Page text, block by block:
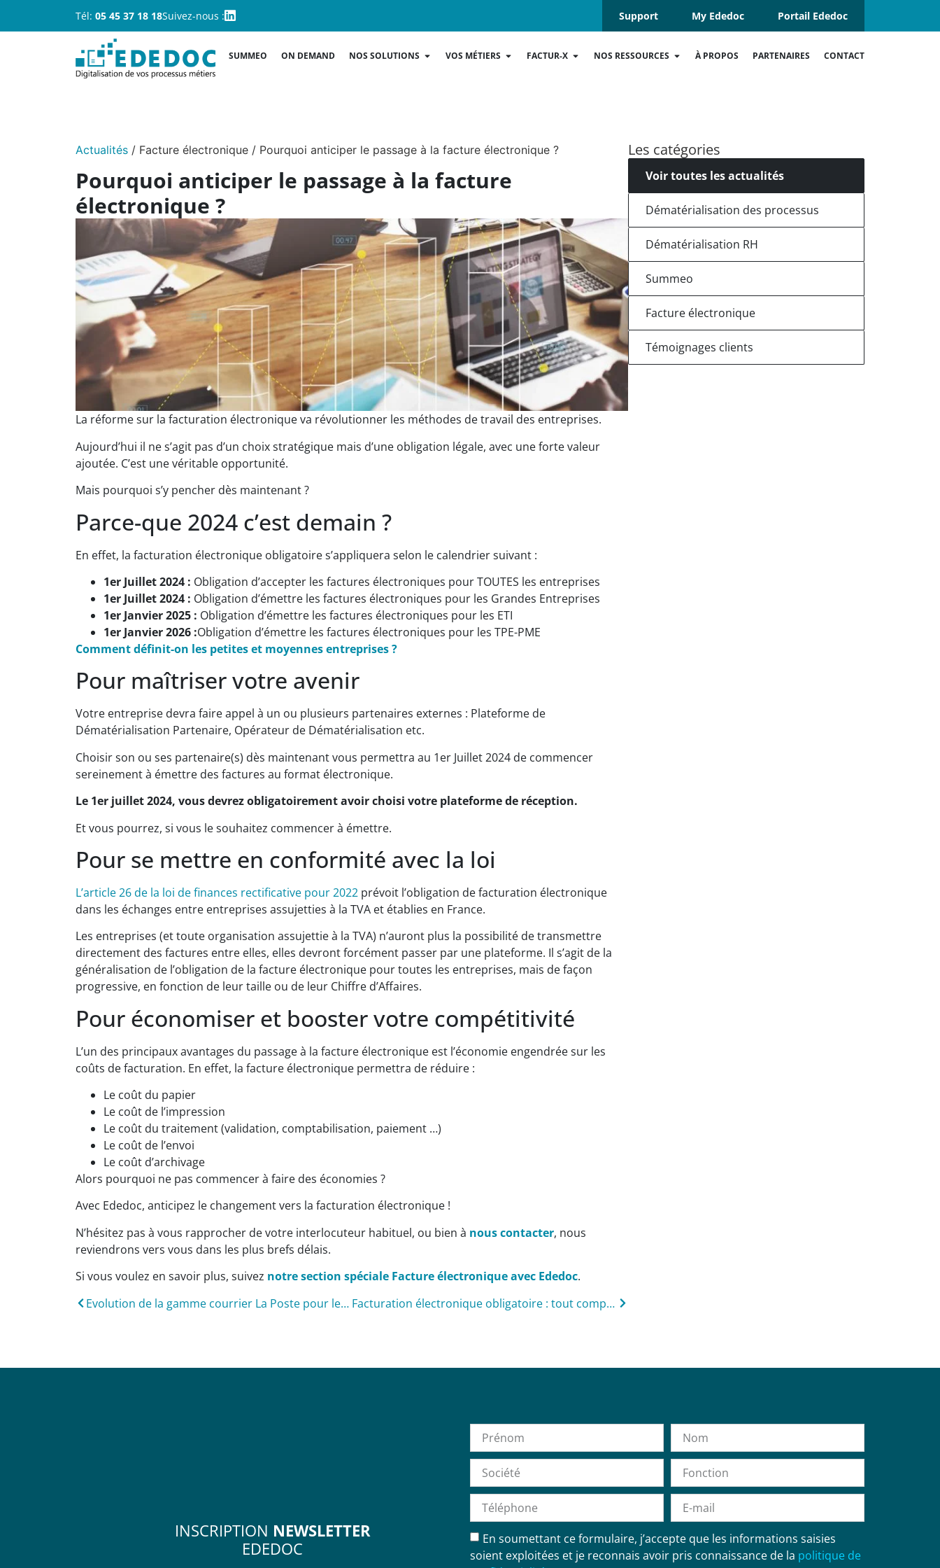
Tél: 05 45 37 18 18Suivez-nous : Support My Ededoc Portail Ededoc
SUMMEO ON DEMAND NOS SOLUTIONS VOS MÉTIERS FACTUR-X NOS RESSOURCES À PROPOS PARTENAIRES CONTACT
Actualités/ Facture électronique/ Pourquoi anticiper le passage à la facture électronique ?
Pourquoi anticiper le passage à la facture
électronique ?
La réforme sur la facturation électronique va révolutionner les méthodes de travail des entreprises.
Aujourd’hui il ne s’agit pas d’un choix stratégique mais d’une obligation légale, avec une forte valeur
ajoutée. C’est une véritable opportunité.
Mais pourquoi s’y pencher dès maintenant ?
Parce-que 2024 c’est demain ?
En effet, la facturation électronique obligatoire s’appliquera selon le calendrier suivant :
1er Juillet 2024 : Obligation d’accepter les factures électroniques pour TOUTES les entreprises
1er Juillet 2024 : Obligation d’émettre les factures électroniques pour les Grandes Entreprises
1er Janvier 2025 : Obligation d’émettre les factures électroniques pour les ETI
1er Janvier 2026 :Obligation d’émettre les factures électroniques pour les TPE-PME
Comment définit-on les petites et moyennes entreprises ?
Pour maîtriser votre avenir
Votre entreprise devra faire appel à un ou plusieurs partenaires externes : Plateforme de
Dématérialisation Partenaire, Opérateur de Dématérialisation etc.
Choisir son ou ses partenaire(s) dès maintenant vous permettra au 1er Juillet 2024 de commencer
sereinement à émettre des factures au format électronique.
Le 1er juillet 2024, vous devrez obligatoirement avoir choisi votre plateforme de réception.
Et vous pourrez, si vous le souhaitez commencer à émettre.
Pour se mettre en conformité avec la loi
L’article 26 de la loi de finances rectificative pour 2022prévoit l’obligation de facturation électronique
dans les échanges entre entreprises assujetties à la TVA et établies en France.
Les entreprises (et toute organisation assujettie à la TVA) n’auront plus la possibilité de transmettre
directement des factures entre elles, elles devront forcément passer par une plateforme. Il s’agit de la
généralisation de l’obligation de la facture électronique pour toutes les entreprises, mais de façon
progressive, en fonction de leur taille ou de leur Chiffre d’Affaires.
Pour économiser et booster votre compétitivité
L’un des principaux avantages du passage à la facture électronique est l’économie engendrée sur les
coûts de facturation. En effet, la facture électronique permettra de réduire :
Le coût du papier
Le coût de l’impression
Le coût du traitement (validation, comptabilisation, paiement …)
Le coût de l’envoi
Le coût d’archivage
Alors pourquoi ne pas commencer à faire des économies ?
Avec Ededoc, anticipez le changement vers la facturation électronique !
N’hésitez pas à vous rapprocher de votre interlocuteur habituel, ou bien à nous contacter, nous
reviendrons vers vous dans les plus brefs délais.
Si vous voulez en savoir plus, suivez notre section spéciale Facture électronique avec Ededoc.
Evolution de la gamme courrier La Poste pour les entreprises
Facturation électronique obligatoire : tout comprendre sur Factur-X
Les catégories
Voir toutes les actualités
Dématérialisation des processus
Dématérialisation RH
Summeo
Facture électronique
Témoignages clients
INSCRIPTION NEWSLETTER
EDEDOC
En soumettant ce formulaire, j’accepte que les informations saisies
soient exploitées et je reconnais avoir pris connaissance de la politique de